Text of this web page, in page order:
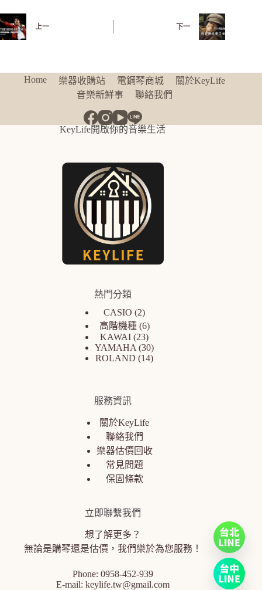
上一 下一
Home 樂器收購站 電鋼琴商城
關於KeyLife
音樂新鮮事
聯絡我們
KeyLife開啟你的音樂生活
熱門分類
CASIO 2
高階機種 6
KAWAI 23
YAMAHA 30
ROLAND
14
服務資訊
關於KeyLife
聯絡我們
樂器估價回收
常見問題
保固條款
立即聯繫我們
想了解更多？
無論是購琴還是估價，我們樂於為您服務！
Phone: 0958-452-939
E-mail: keylife.tw@gmail.com